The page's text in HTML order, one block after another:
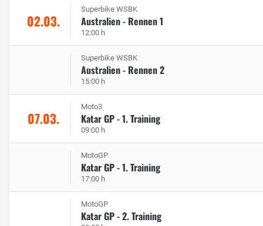
02.03.
Superbike WSBK
Australien - Rennen 1
12:00 h
Superbike WSBK
Australien - Rennen 2
15:00 h
07.03.
Moto3
Katar GP - 1. Training
09:00 h
MotoGP
Katar GP - 1. Training
17:00 h
MotoGP
Katar GP - 2. Training